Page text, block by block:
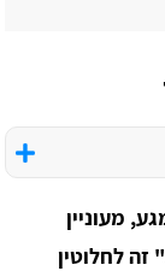
מעוניין
זה לחלוטין